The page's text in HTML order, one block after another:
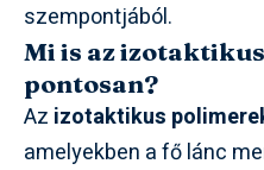
szempontjából.
Mi is az
pontosan?
Az izotaktikus
amelyekben a fő lánc